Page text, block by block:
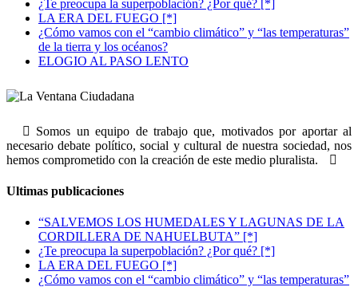
¿Te preocupa la superpoblación? ¿Por qué? [*]
LA ERA DEL FUEGO [*]
¿Cómo vamos con el “cambio climático” y “las temperaturas”
de la tierra y los océanos?
ELOGIO AL PASO LENTO
Somos un equipo de trabajo que, motivados por aportar al
necesario debate político, social y cultural de nuestra sociedad, nos
hemos comprometido con la creación de este medio pluralista.
Ultimas publicaciones
“SALVEMOS LOS HUMEDALES Y LAGUNAS DE LA
CORDILLERA DE NAHUELBUTA” [*]
¿Te preocupa la superpoblación? ¿Por qué? [*]
LA ERA DEL FUEGO [*]
¿Cómo vamos con el “cambio climático” y “las temperaturas”